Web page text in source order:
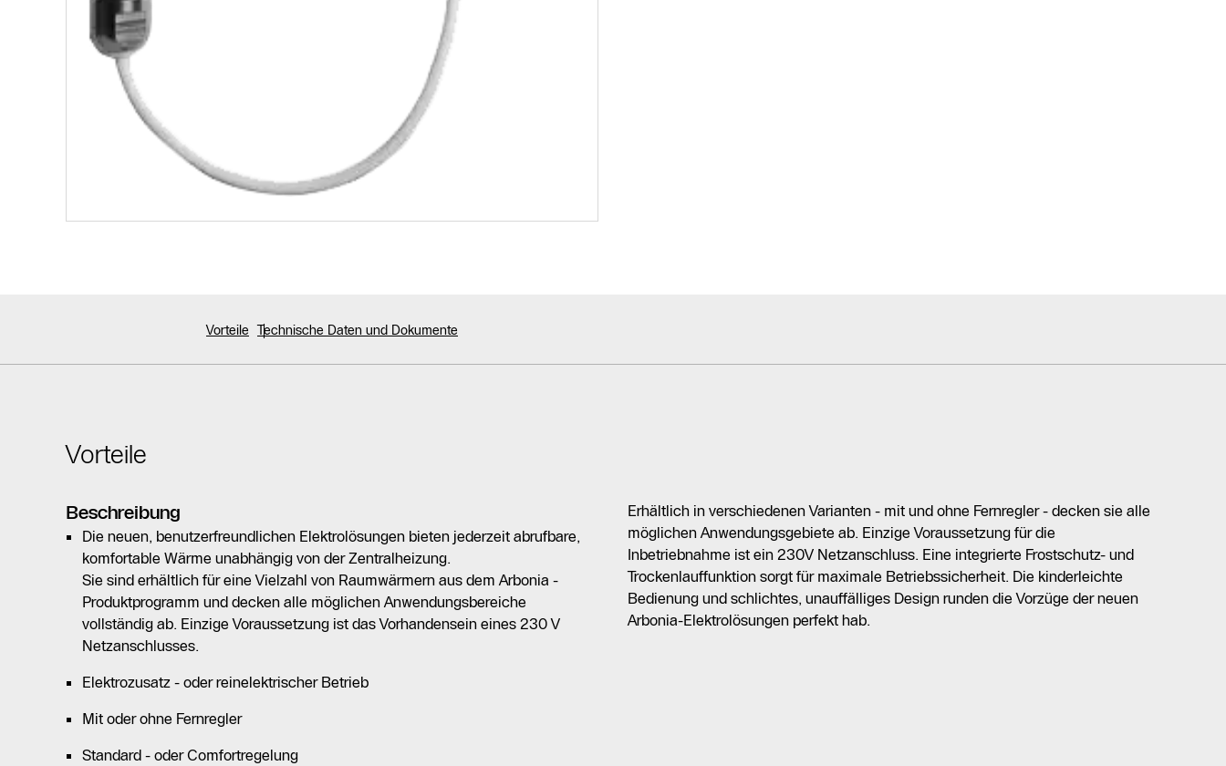
Vorteile Technische Daten und Dokumente
Vorteile
Beschreibung
Die neuen, benutzerfreundlichen Elektrolösungen bieten jederzeit abrufbare,
komfortable Wärme unabhängig von der Zentralheizung.
Sie sind erhältlich für eine Vielzahl von Raumwärmern aus dem Arbonia -
Produktprogramm und decken alle möglichen Anwendungsbereiche
vollständig ab. Einzige Voraussetzung ist das Vorhandensein eines 230 V
Netzanschlusses.
Elektrozusatz - oder reinelektrischer Betrieb
Mit oder ohne Fernregler
Standard - oder Comfortregelung
Erhältlich in verschiedenen Varianten - mit und ohne Fernregler - decken sie alle
möglichen Anwendungsgebiete ab. Einzige Voraussetzung für die
Inbetriebnahme ist ein 230V Netzanschluss. Eine integrierte Frostschutz- und
Trockenlauffunktion sorgt für maximale Betriebssicherheit. Die kinderleichte
Bedienung und schlichtes, unauffälliges Design runden die Vorzüge der neuen
Arbonia-Elektrolösungen perfekt hab.